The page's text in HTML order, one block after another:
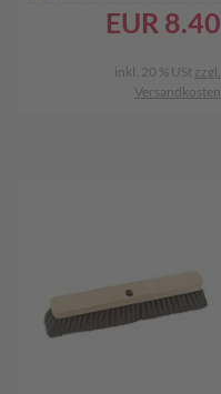
EUR 8.40
inkl. 20 % USt zzgl.
Versandkosten